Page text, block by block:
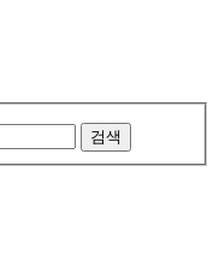
검색